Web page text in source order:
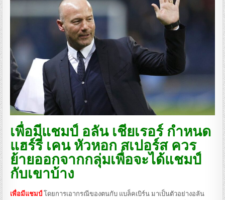
เพื่อมีแชมป์ อลัน เชียเรอร์ กำหนด
แฮร์รี่ เคน หัวหอก สเปอร์ส ควร
ย้ายออกจากกลุ่มเพื่อจะได้แชมป์
กับเขาบ้าง
เพื่อมีแชมป์ โดยการเอากรณีของตนกับ แบล็คเบิร์น มาเป็นตัวอย่างอลัน